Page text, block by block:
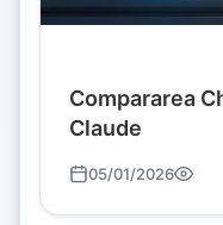
Compararea
Claude
05/01/2026